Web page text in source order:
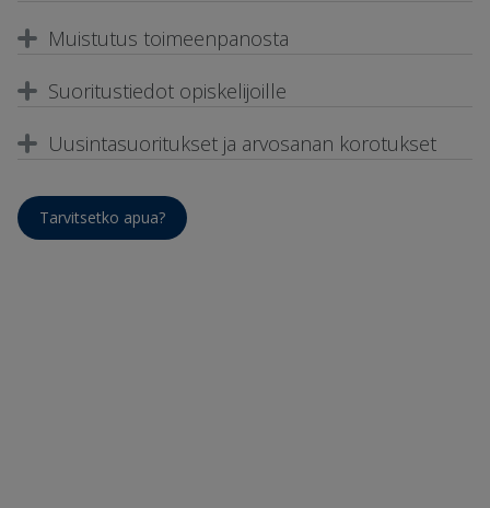
Muistutus toimeenpanosta
Suoritustiedot opiskelijoille
Uusintasuoritukset ja arvosanan korotukset
Tarvitsetko apua?